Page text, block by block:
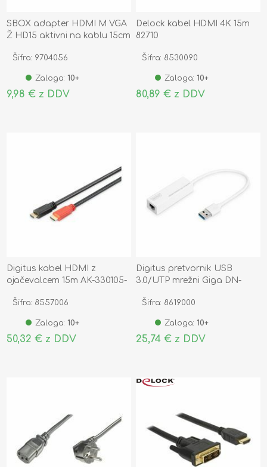
SBOX adapter HDMI M VGA
Ž HD15 aktivni na kablu 15cm
Šifra: 9704056
Zaloga: 10+
9,98 € z DDV
Delock kabel HDMI 4K 15m
82710
Šifra: 8530090
Zaloga: 10+
80,89 € z DDV
Digitus kabel HDMI z
ojačevalcem 15m AK-330105-
Šifra: 8557006
Zaloga: 10+
50,32 € z DDV
Digitus pretvornik USB
3.0/UTP mrežni Giga DN-
Šifra: 8619000
Zaloga: 10+
25,74 € z DDV